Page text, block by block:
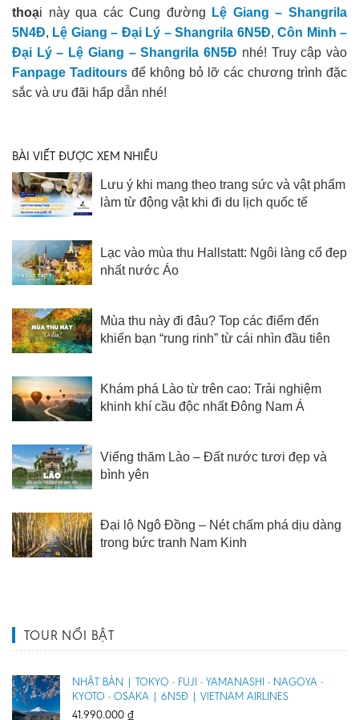
thoại này qua các Cung đường
Lệ Giang – Shangrila
5N4Đ, Lệ Giang – Đại Lý – Shangrila 6N5Đ,Côn Minh –
Đại Lý – Lệ Giang – Shangrila 6N5Đ nhé! Truy cập vào
Fanpage Taditours để không bỏ lỡ các chương trình đặc
sắc và ưu đãi hấp dẫn nhé!
BÀI VIẾT ĐƯỢC XEM NHIỀU
Lưu ý khi mang theo trang sức và vật phẩm
làm từ động vật khi đi du lịch quốc tế
Lạc vào mùa thu Hallstatt: Ngôi làng cổ đẹp
nhất nước Áo
Mùa thu này đi đâu? Top các điểm đến
khiến bạn “rung rinh” từ cái nhìn đầu tiên
Khám phá Lào từ trên cao: Trải nghiệm
khinh khí cầu độc nhất Đông Nam Á
Viếng thăm Lào – Đất nước tươi đẹp và
bình yên
Đại lộ Ngô Đồng – Nét chấm phá dịu dàng
trong bức tranh Nam Kinh
TOUR NỔI BẬT
NHẬT BẢN | TOKYO - FUJI - YAMANASHI - NAGOYA -
KYOTO - OSAKA | 6N5Đ | VIETNAM AIRLINES
41.990.000 ₫